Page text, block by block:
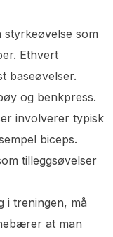
styrkeøvelse som
Ethvert
baseøvelser.
og benkpress.
involverer typisk
biceps.
tilleggsøvelser
i treningen, må
at man